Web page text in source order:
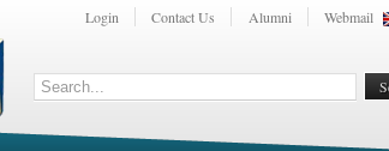
Login Contact Us Alumni Webmail